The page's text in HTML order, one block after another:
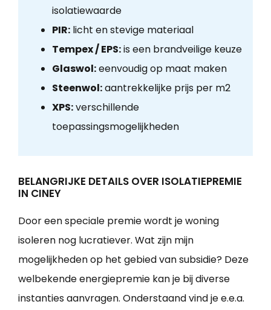
isolatiewaarde
PIR:licht en stevige materiaal
Tempex / EPS:is een brandveilige keuze
Glaswol:eenvoudig op maat maken
Steenwol:aantrekkelijke prijs per m2
XPS:verschillende
toepassingsmogelijkheden
BELANGRIJKE DETAILS OVER ISOLATIEPREMIE
IN CINEY
Door een speciale premie wordt je woning
isoleren nog lucratiever. Wat zijn mijn
mogelijkheden op het gebied van subsidie? Deze
welbekende energiepremie kan je bij diverse
instanties aanvragen. Onderstaand vind je e.e.a.